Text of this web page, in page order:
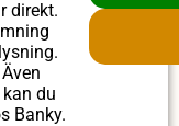
direkt.
Även
du
Banky.